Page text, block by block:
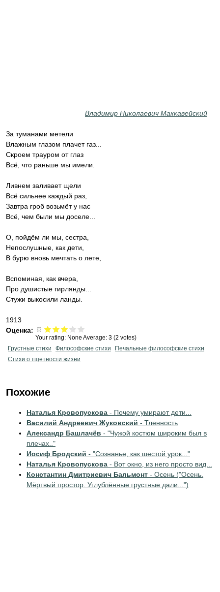
Владимир Николаевич Маккавейский
За туманами метели
Влажным глазом плачет газ...
Скроем трауром от глаз
Всё, что раньше мы имели.
Ливнем заливает щели
Всё сильнее каждый раз,
Завтра гроб возьмёт у нас
Всё, чем были мы доселе...
О, пойдём ли мы, сестра,
Непослушные, как дети,
В бурю вновь мечтать о лете,
Вспоминая, как вчера,
Про душистые гирлянды...
Стужи выкосили ланды.
1913
Оценка:
Your rating: None Average: 3 (2 votes)
Грустные стихи
Философские стихи
Печальные философские стихи
Стихи о тщетности жизни
Похожие
Наталья Кровопускова - Почему умирают дети...
Василий Андреевич Жуковский - Тленность
Александр Башлачёв - "Чужой костюм широким был в
плечах.."
Иосиф Бродский - "Сознанье, как шестой урок..."
Наталья Кровопускова - Вот окно, из него просто вид...
Константин Дмитриевич Бальмонт - Осень ("Осень.
Мёртвый простор. Углублённые грустные дали...")